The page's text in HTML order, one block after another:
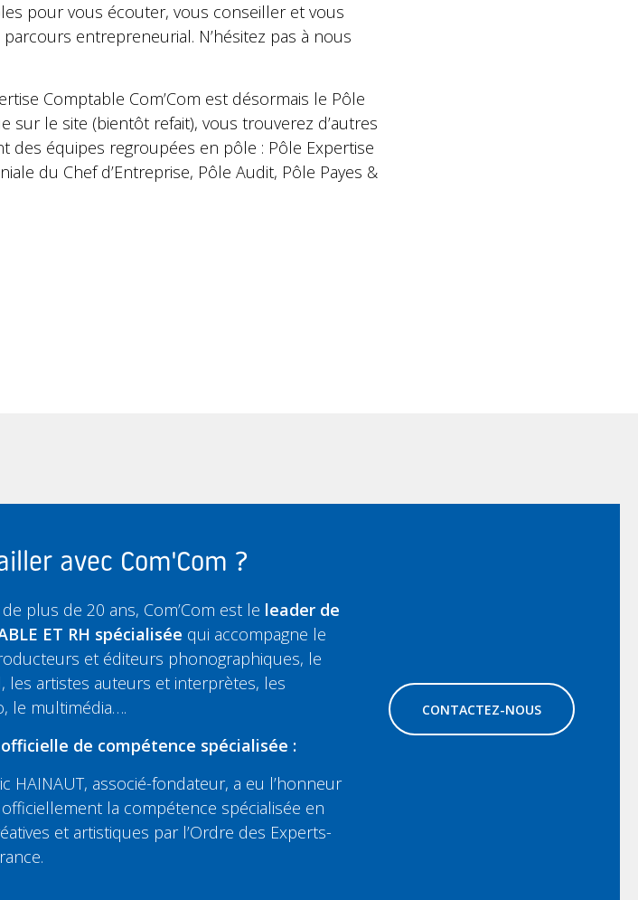
pour vous écouter, vous conseiller et vous
entrepreneurial. N’hésitez pas à nous
Comptable Com’Com est désormais le Pôle
sur le site (bientôt refait), vous trouverez d’autres
des équipes regroupées en pôle : Pôle Expertise
du Chef d’Entreprise, Pôle Audit, Pôle Payes &
avec Com'Com ?
plus de 20 ans, Com’Com est le leader de
ET RH spécialisée qui accompagne le
et éditeurs phonographiques, le
les artistes auteurs et interprètes, les
le multimédia….
de compétence spécialisée :
HAINAUT, associé-fondateur, a eu l’honneur
la compétence spécialisée en
et artistiques par l’Ordre des Experts-
CONTACTEZ-NOUS